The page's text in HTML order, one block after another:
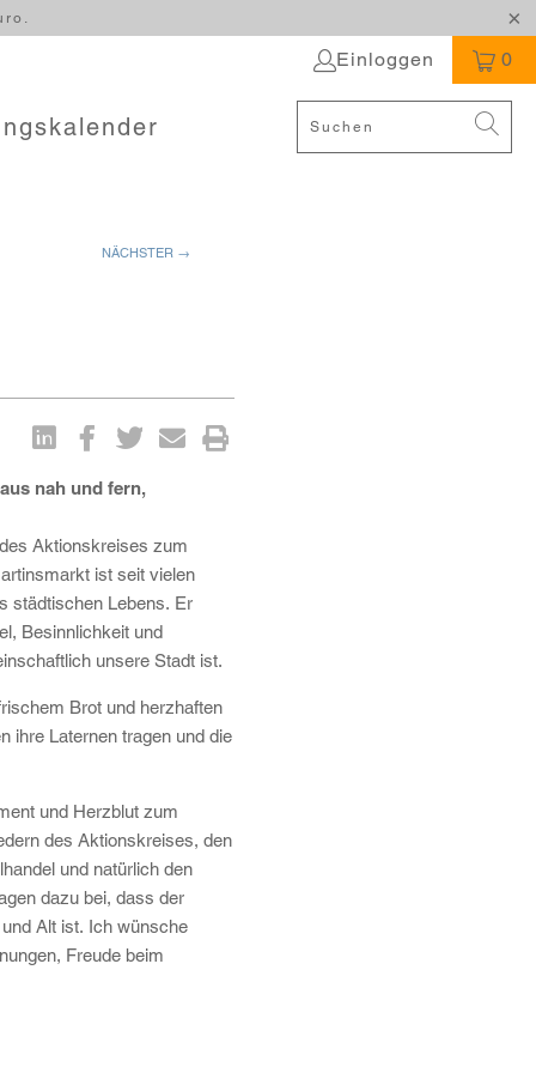
Einloggen 0
NÄCHSTER →
nah und fern,
Aktionskreises zum
ist seit vielen
städtischen Lebens. Er
Besinnlichkeit und
unsere Stadt ist.
Brot und herzhaften
ihre Laternen tragen und die
und Herzblut zum
des Aktionskreises, den
und natürlich den
dazu bei, dass der
Alt ist. Ich wünsche
Freude beim